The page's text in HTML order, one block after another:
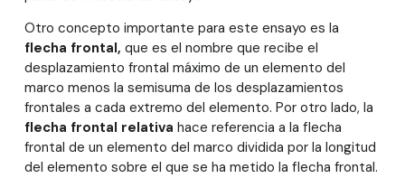
Otro concepto importante para este ensayo es la
flecha frontal, que es el nombre que recibe el
desplazamiento frontal máximo de un elemento del
marco menos la semisuma de los desplazamientos
frontales a cada extremo del elemento. Por otro lado, la
flecha frontal relativa hace referencia a la flecha
frontal de un elemento del marco dividida por la longitud
del elemento sobre el que se ha metido la flecha frontal.